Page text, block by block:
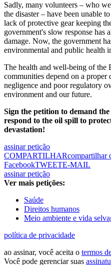
Sadly, many volunteers – who
the disaster – have been unable
lack of protective gear keeping
government's slow response has
damage. Now, the government
environmental and public health
The health and well-being of the
communities depend on a proper
negligence and poor regulatory
environment and our future.
Sign the petition to demand
respond to the oil spill to
devastation!
assinar petição
COMPARTILHARcompartilhar
FacebookTWEETE-MAIL
assinar petição
Ver mais petições:
Saúde
Direitos humanos
Meio ambiente e vida
política de privacidade
ao assinar, você aceita o termos
Você pode gerenciar suas